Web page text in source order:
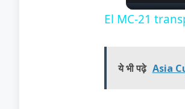
El MC-21
ये भी पढ़े Asia